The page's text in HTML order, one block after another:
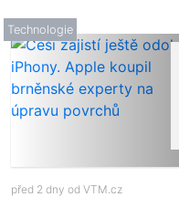
Technologie
před 2 dny od VTM.cz